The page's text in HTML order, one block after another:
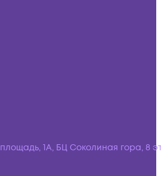
1А, БЦ Соколиная гора, 8